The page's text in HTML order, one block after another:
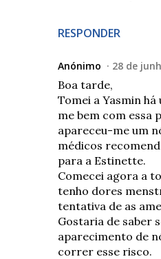
RESPONDER
Anónimo 28 de
Boa tarde,
Tomei a Yasmin
me bem com essa
apareceu-me um
médicos
para a Estinette.
Comecei agora a
tenho dores
tentativa de as
Gostaria de saber
aparecimento de
correr esse risco.